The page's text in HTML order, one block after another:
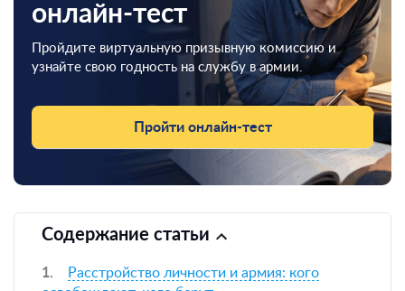
онлайн-тест
Пройдите виртуальную призывную комиссию и
узнайте свою годность на службу в армии.
Пройти онлайн-тест
Содержание статьи
Расстройство личности и армия: кого